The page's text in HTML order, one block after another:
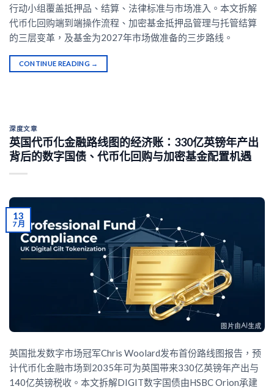
行动小组覆盖抵押品、结算、法律标准与市场准入。本文拆解
代币化回购端到端操作流程、加密基金抵押品管理与托管结算
的三层变革，及基金为2027年市场做准备的三步路线。
CONTINUE READING →
深度文章
英国代币化金融路线图的经济账：330亿英镑年产出
背后的数字国债、代币化回购与加密基金配置机遇
13
7 月
英国批发数字市场冠军Chris Woolard发布首份路线图报告，预
计代币化金融市场到2035年可为英国带来330亿英镑年产出与
140亿英镑税收。本文拆解DIGIT数字国债由HSBC Orion承建